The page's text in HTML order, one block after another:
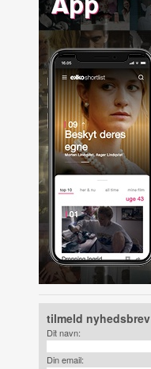
tilmeld nyhedsbrev
Dit navn:
Din email: